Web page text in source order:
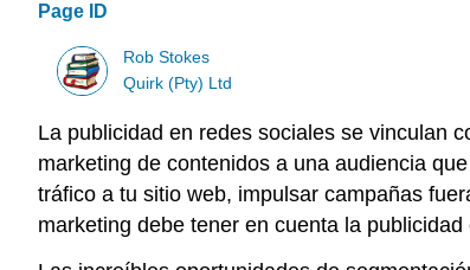
Page ID
Rob Stokes
Quirk (Pty) Ltd
La publicidad en redes sociales se vinculan
marketing de contenidos a una audiencia
tráfico a tu sitio web, impulsar campañas
marketing debe tener en cuenta la